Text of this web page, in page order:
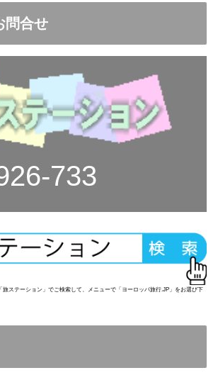
問合せ
733
ステーション」でご検索して、メニューで「ヨーロッパ旅行.JP」をお選び下